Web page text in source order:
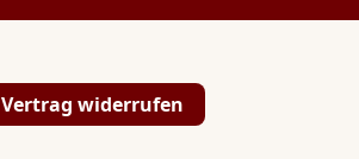
Vertrag widerrufen